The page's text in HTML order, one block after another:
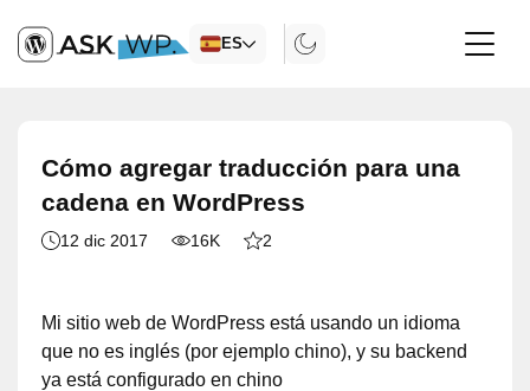
ES
Cómo agregar traducción para una
cadena en WordPress
12 dic 2017 16K 2
Mi sitio web de WordPress está usando un idioma
que no es inglés (por ejemplo chino), y su backend
ya está configurado en chino